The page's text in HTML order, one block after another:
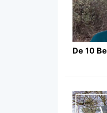
De 10